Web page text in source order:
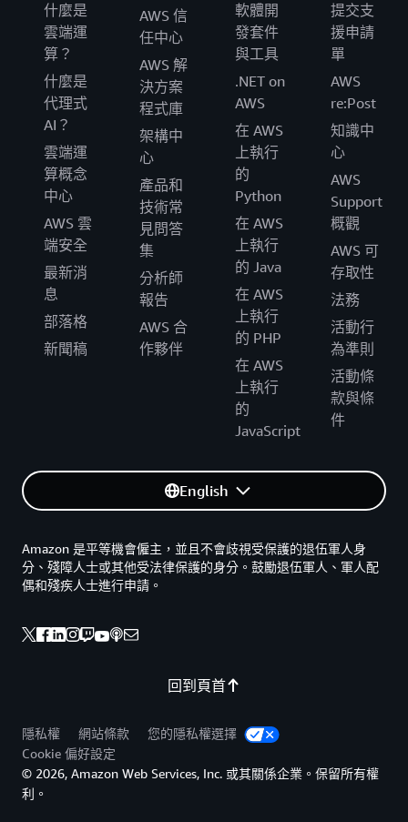
什麼是
雲端運
算？
什麼是
代理式
AI？
雲端運
算概念
中心
AWS 雲
端安全
最新消
息
部落格
新聞稿
AWS 信
任中心
AWS 解
決方案
程式庫
架構中
心
產品和
技術常
見問答
集
分析師
報告
AWS 合
作夥伴
軟體開
發套件
與工具
.NET on
AWS
在 AWS
上執行
的
Python
在 AWS
上執行
的 Java
在 AWS
上執行
的 PHP
在 AWS
上執行
的
JavaScript
提交支
援申請
單
AWS
re:Post
知識中
心
AWS
Support
概觀
AWS 可
存取性
法務
活動行
為準則
活動條
款與條
件
English
回到頁首
Amazon 是平等機會僱主，並且不會歧視受保護的退伍軍人身
分、殘障人士或其他受法律保護的身分。鼓勵退伍軍人、軍人配
偶和殘疾人士進行申請。
隱私權 網站條款
您的隱私權選擇
Cookie 偏好設定
© 2026, Amazon Web Services, Inc. 或其關係企業。保留所有權
利。